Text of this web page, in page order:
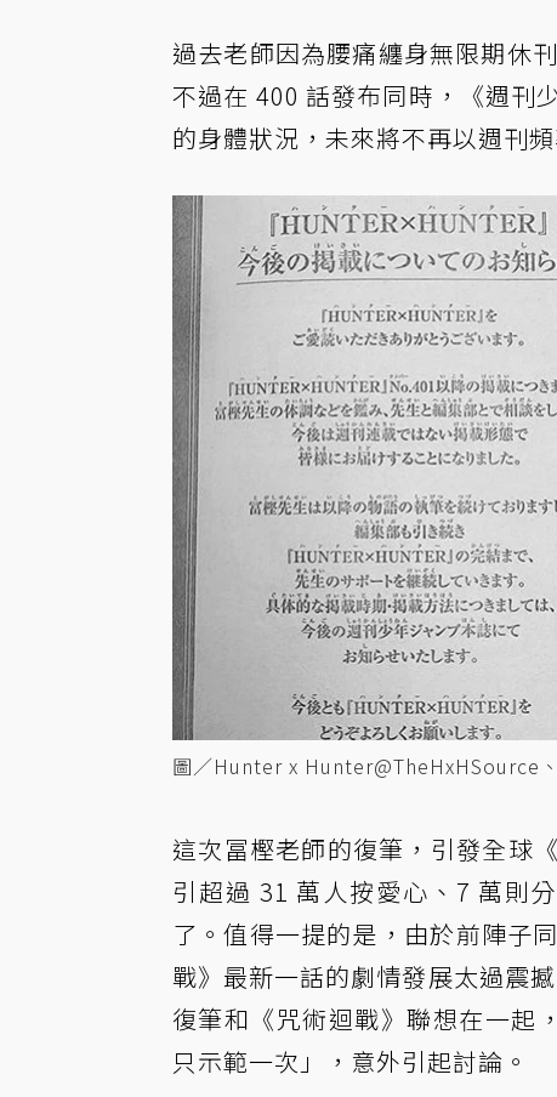
過去老師因為腰痛纏身無限期休
不過在 400 話發布同時，《週刊
的身體狀況，未來將不再以週刊
圖／Hunter x Hunter@TheHxHSource
這次冨樫老師的復筆，引發全球
引超過 31 萬人按愛心、7 萬則
了。值得一提的是，由於前陣子
戰》最新一話的劇情發展太過震
復筆和《咒術迴戰》聯想在一起
只示範一次」，意外引起討論。